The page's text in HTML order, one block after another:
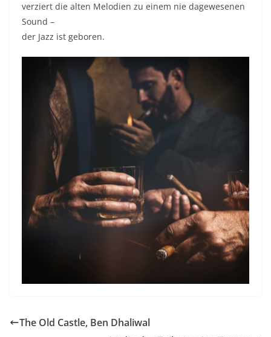
verziert die alten Melodien zu einem nie dagewesenen
Sound –
der Jazz ist geboren.
The Old Castle, Ben Dhaliwal